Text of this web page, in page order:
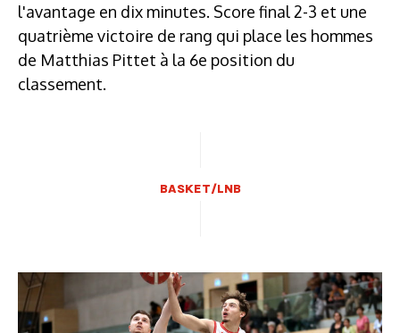
l'avantage en dix minutes. Score final 2-3 et une
quatrième victoire de rang qui place les hommes
de Matthias Pittet à la 6e position du
classement.
BASKET/LNB